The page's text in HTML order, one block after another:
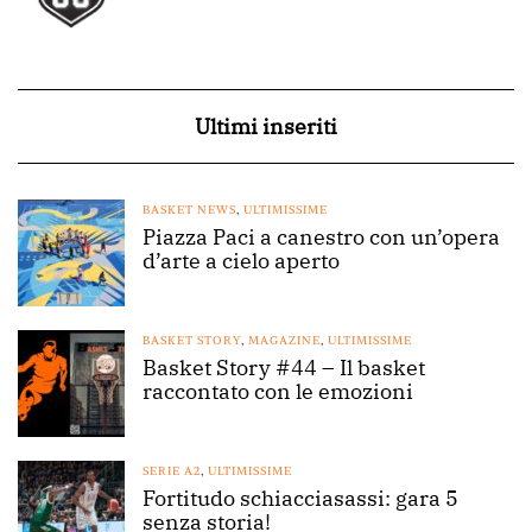
Ultimi inseriti
BASKET NEWS, ULTIMISSIME
Piazza Paci a canestro con un’opera
d’arte a cielo aperto
BASKET STORY, MAGAZINE, ULTIMISSIME
Basket Story #44 – Il basket
raccontato con le emozioni
SERIE A2, ULTIMISSIME
Fortitudo schiacciasassi: gara 5
senza storia!